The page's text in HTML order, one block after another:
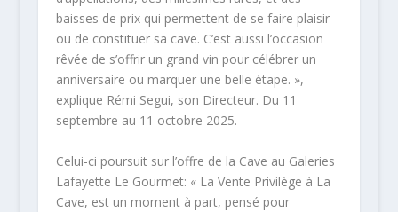
baisses de prix qui permettent de se faire plaisir
ou de constituer sa cave. C’est aussi l’occasion
rêvée de s’offrir un grand vin pour célébrer un
anniversaire ou marquer une belle étape. »,
explique Rémi Segui, son Directeur. Du 11
septembre au 11 octobre 2025.
Celui-ci poursuit sur l’offre de la Cave au Galeries
Lafayette Le Gourmet: « La Vente Privilège à La
Cave, est un moment à part, pensé pour